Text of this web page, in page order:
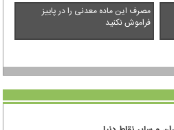
مصرف این ماده معدنی را در پاییز
فراموش نکنید